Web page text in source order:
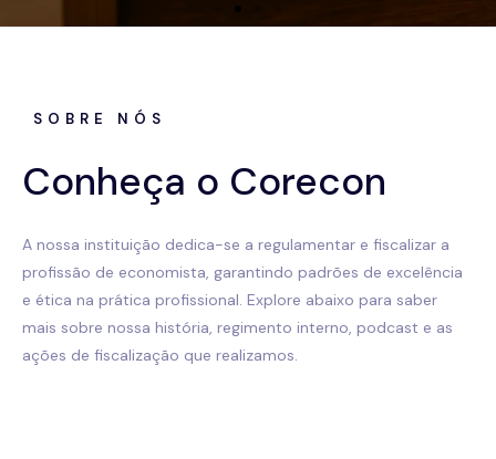
SOBRE NÓS
Conheça o Corecon
A nossa instituição dedica-se a regulamentar e fiscalizar a
profissão de economista, garantindo padrões de excelência
e ética na prática profissional. Explore abaixo para saber
mais sobre nossa história, regimento interno, podcast e as
ações de fiscalização que realizamos.